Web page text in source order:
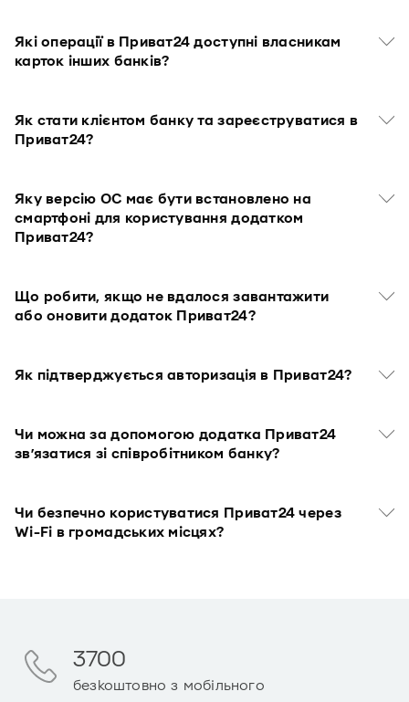
Які операції в Приват24 доступні власникам
карток інших банків?
Як стати клієнтом банку та зареєструватися в
Приват24?
Яку версію ОС має бути встановлено на
смартфоні для користування додатком
Приват24?
Що робити, якщо не вдалося завантажити
або оновити додаток Приват24?
Як підтверджується авторизація в Приват24?
Чи можна за допомогою додатка Приват24
зв’язатися зі співробітником банку?
Чи безпечно користуватися Приват24 через
Wi-Fi в громадських місцях?
3700
безкоштовно з мобільного